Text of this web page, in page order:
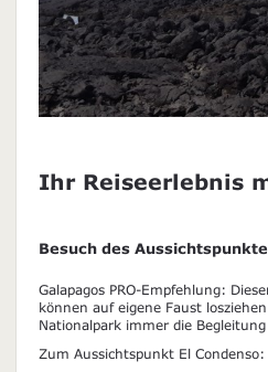
Ihr Reiseerlebnis
Besuch des
Galapagos PRO-Empfehlung:
können auf eigene Faust
Nationalpark immer die
Zum Aussichtspunkt El Condenso: